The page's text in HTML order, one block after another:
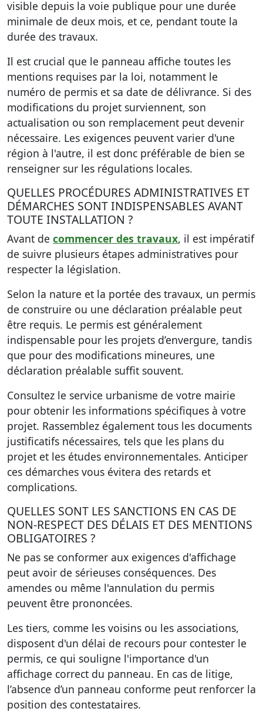
visible depuis la voie publique pour une durée
minimale de deux mois, et ce, pendant toute la
durée des travaux.
Il est crucial que le panneau affiche toutes les
mentions requises par la loi, notamment le
numéro de permis et sa date de délivrance. Si des
modifications du projet surviennent, son
actualisation ou son remplacement peut devenir
nécessaire. Les exigences peuvent varier d'une
région à l'autre, il est donc préférable de bien se
renseigner sur les régulations locales.
QUELLES PROCÉDURES ADMINISTRATIVES ET
DÉMARCHES SONT INDISPENSABLES AVANT
TOUTE INSTALLATION ?
Avant de commencer des travaux, il est impératif
de suivre plusieurs étapes administratives pour
respecter la législation.
Selon la nature et la portée des travaux, un permis
de construire ou une déclaration préalable peut
être requis. Le permis est généralement
indispensable pour les projets d’envergure, tandis
que pour des modifications mineures, une
déclaration préalable suffit souvent.
Consultez le service urbanisme de votre mairie
pour obtenir les informations spécifiques à votre
projet. Rassemblez également tous les documents
justificatifs nécessaires, tels que les plans du
projet et les études environnementales. Anticiper
ces démarches vous évitera des retards et
complications.
QUELLES SONT LES SANCTIONS EN CAS DE
NON-RESPECT DES DÉLAIS ET DES MENTIONS
OBLIGATOIRES ?
Ne pas se conformer aux exigences d'affichage
peut avoir de sérieuses conséquences. Des
amendes ou même l'annulation du permis
peuvent être prononcées.
Les tiers, comme les voisins ou les associations,
disposent d'un délai de recours pour contester le
permis, ce qui souligne l'importance d'un
affichage correct du panneau. En cas de litige,
l’absence d’un panneau conforme peut renforcer la
position des contestataires.